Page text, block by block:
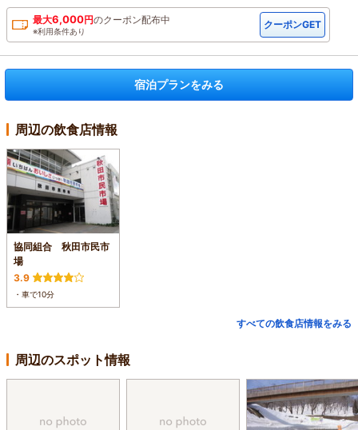
最大6,000円のクーポン配布中
※利用条件あり
クーポンGET
宿泊プランをみる
周辺の飲食店情報
協同組合 秋田市民市
場
3.9
・車で10分
すべての飲食店情報をみる
周辺のスポット情報